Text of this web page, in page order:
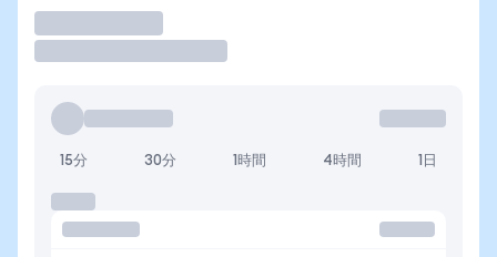
15分 30分 1時間 4時間 1日